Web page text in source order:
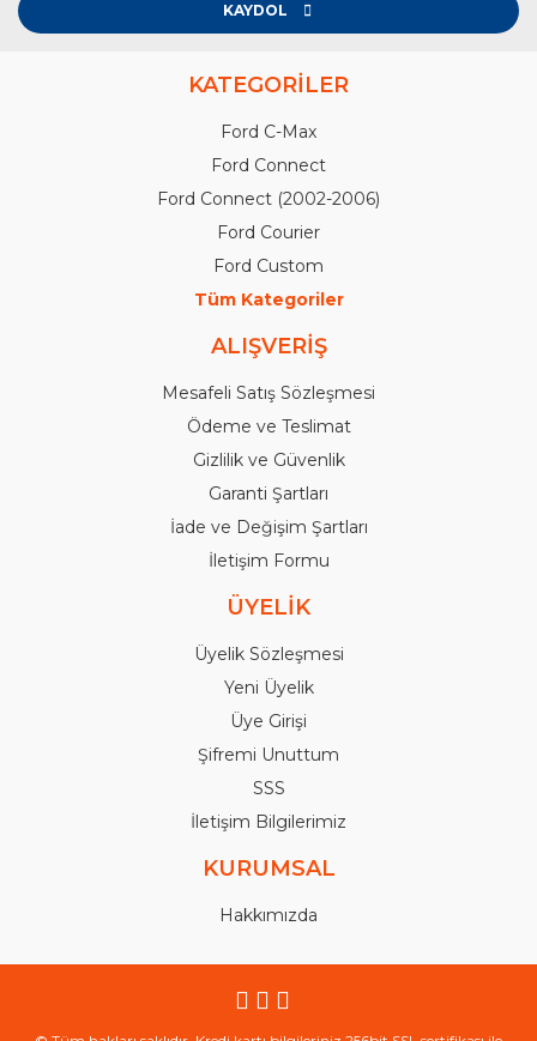
KAYDOL
KATEGORİLER
Ford C-Max
Ford Connect
Ford Connect (2002-2006)
Ford Courier
Ford Custom
Tüm Kategoriler
ALIŞVERİŞ
Mesafeli Satış Sözleşmesi
Ödeme ve Teslimat
Gizlilik ve Güvenlik
Garanti Şartları
İade ve Değişim Şartları
İletişim Formu
ÜYELİK
Üyelik Sözleşmesi
Yeni Üyelik
Üye Girişi
Şifremi Unuttum
SSS
İletişim Bilgilerimiz
KURUMSAL
Hakkımızda